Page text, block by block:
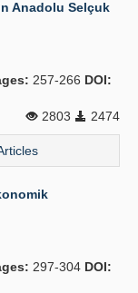
Anadolu Selçuk
257-266 DOI:
2803
2474
297-304 DOI: